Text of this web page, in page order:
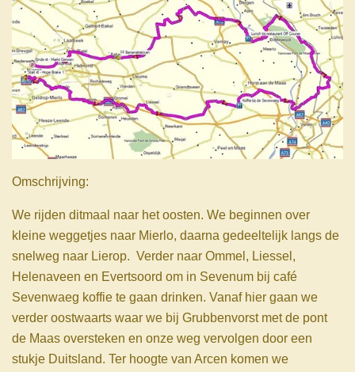
Omschrijving:
We rijden ditmaal naar het oosten. We beginnen over
kleine weggetjes naar Mierlo, daarna gedeeltelijk langs de
snelweg naar Lierop. Verder naar Ommel, Liessel,
Helenaveen en Evertsoord om in Sevenum bij café
Sevenwaeg koffie te gaan drinken. Vanaf hier gaan we
verder oostwaarts waar we bij Grubbenvorst met de pont
de Maas oversteken en onze weg vervolgen door een
stukje Duitsland. Ter hoogte van Arcen komen we